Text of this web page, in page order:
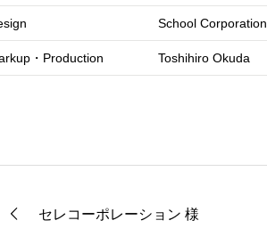
School Corporation
・Production Toshihiro Okuda
セレコーポレーション 様